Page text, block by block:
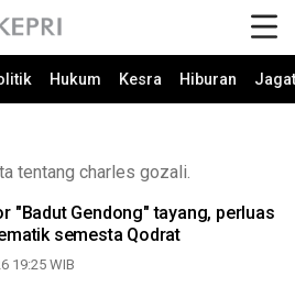
Hukum Kesra Hiburan Jagat
tentang charles gozali.
"Badut Gendong" tayang, perluas
semesta Qodrat
19:25 WIB